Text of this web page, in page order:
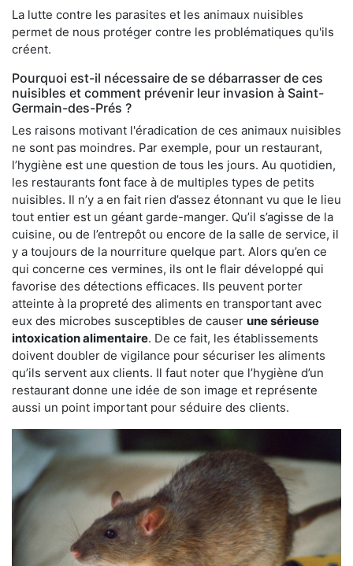
La lutte contre les parasites et les animaux nuisibles
permet de nous protéger contre les problématiques qu'ils
créent.
Pourquoi est-il nécessaire de se débarrasser de ces
nuisibles et comment prévenir leur invasion à Saint-
Germain-des-Prés ?
Les raisons motivant l'éradication de ces animaux nuisibles
ne sont pas moindres. Par exemple, pour un restaurant,
l’hygiène est une question de tous les jours. Au quotidien,
les restaurants font face à de multiples types de petits
nuisibles. Il n’y a en fait rien d’assez étonnant vu que le lieu
tout entier est un géant garde-manger. Qu’il s’agisse de la
cuisine, ou de l’entrepôt ou encore de la salle de service, il
y a toujours de la nourriture quelque part. Alors qu’en ce
qui concerne ces vermines, ils ont le flair développé qui
favorise des détections efficaces. Ils peuvent porter
atteinte à la propreté des aliments en transportant avec
eux des microbes susceptibles de causer une sérieuse
intoxication alimentaire. De ce fait, les établissements
doivent doubler de vigilance pour sécuriser les aliments
qu’ils servent aux clients. Il faut noter que l’hygiène d’un
restaurant donne une idée de son image et représente
aussi un point important pour séduire des clients.